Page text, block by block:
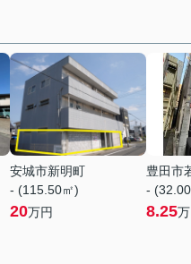
安城市新明町
- (115.50㎡)
20万円
豊田市
-
8.25